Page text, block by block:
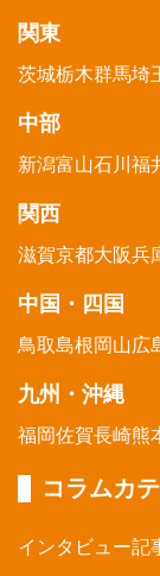
関東
茨城栃木群馬埼
中部
新潟富山石川 福
関西
滋賀京都大阪兵
中国・四国
鳥取島根岡山広
九州・沖縄
福岡佐賀長崎熊
コラムカ
インタビュー記